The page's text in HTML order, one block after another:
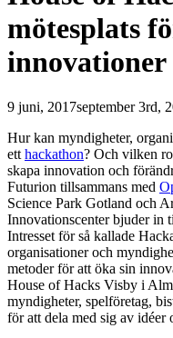
mötesplats
innovationer
9 juni, 2017september 3rd,
Hur kan myndigheter,
ett hackathon? Och vilken
skapa innovation och
Futurion tillsammans med
Science Park Gotland och
Innovationscenter bjuder in
Intresset för så kallade
organisationer och
metoder för att öka sin
House of Hacks Visby i
myndigheter, spelföretag,
för att dela med sig av idéer